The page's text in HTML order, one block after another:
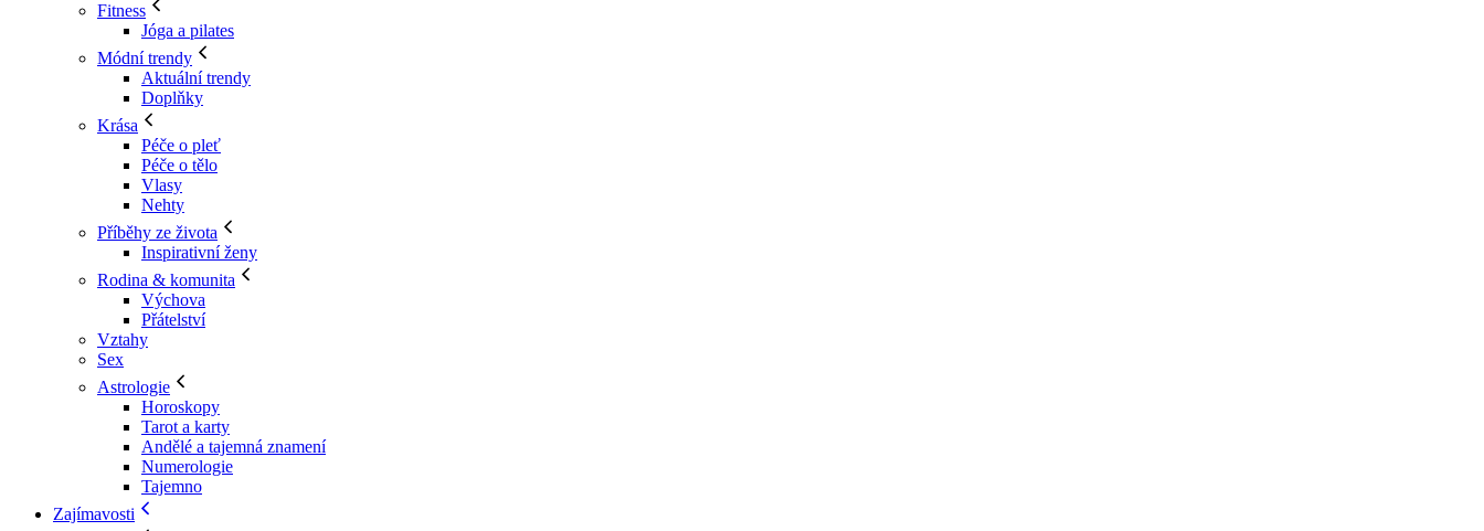
Fitness
Jóga a pilates
Módní trendy
Aktuální trendy
Doplňky
Krása
Péče o pleť
Péče o tělo
Vlasy
Nehty
Příběhy ze života
Inspirativní ženy
Rodina & komunita
Výchova
Přátelství
Vztahy
Sex
Astrologie
Horoskopy
Tarot a karty
Andělé a tajemná znamení
Numerologie
Tajemno
Zajímavosti